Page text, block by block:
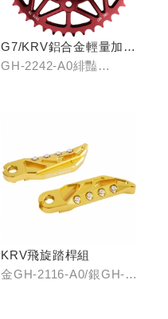
G7/KRV鋁合金輕量加大
齒盤40T
GH-2242-A0緋豔
KRV飛旋踏桿組
金GH-2116-A0/銀GH-